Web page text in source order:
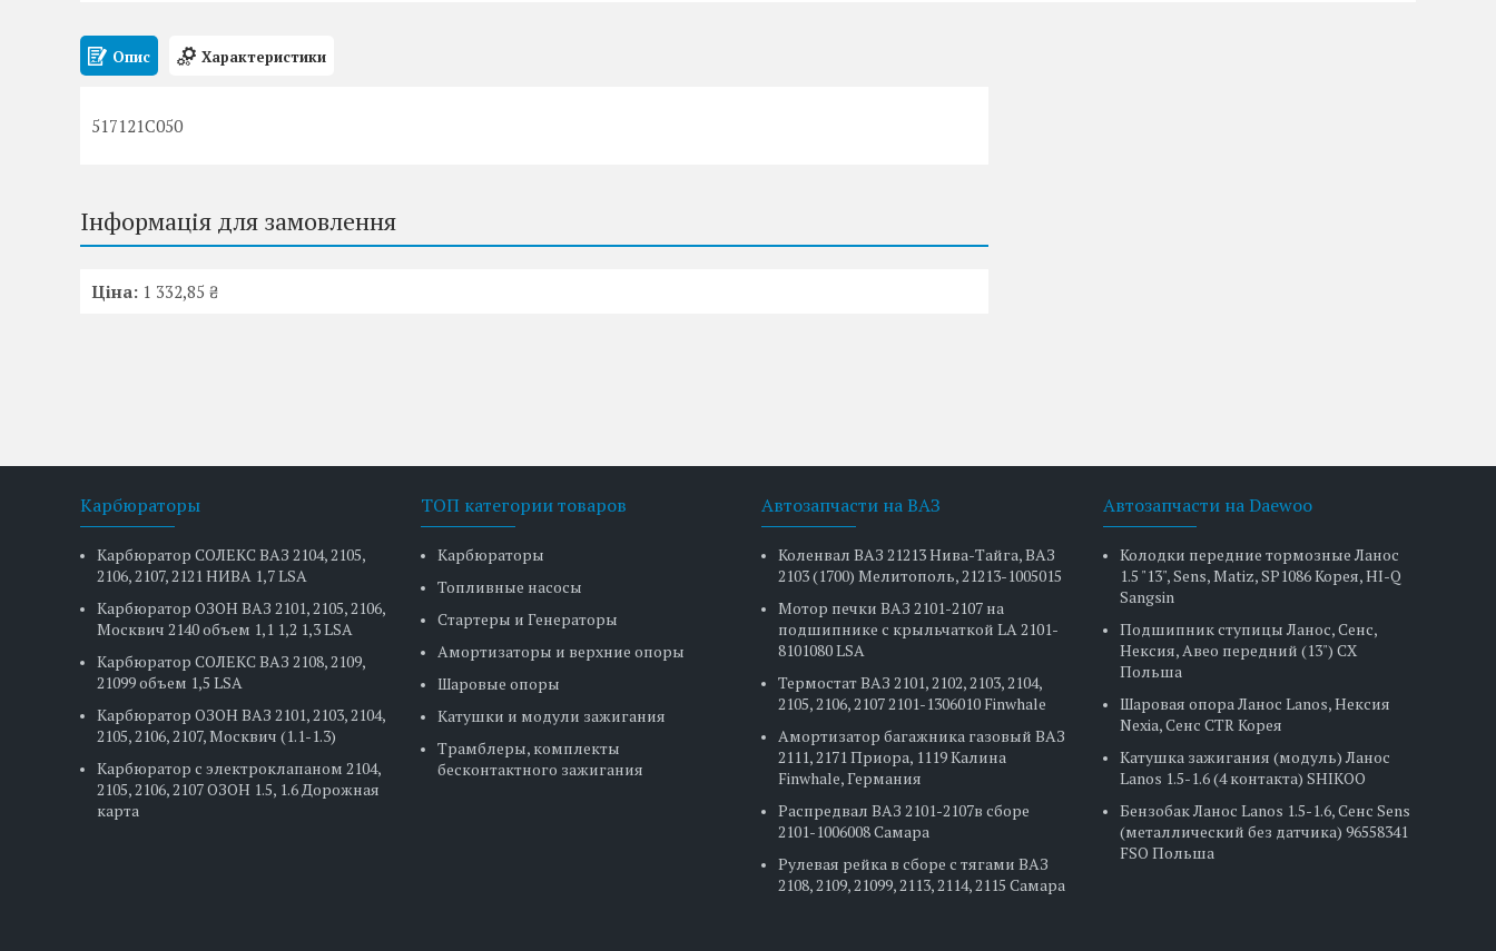
Опис Характеристики
517121C050
Інформація для замовлення
Ціна: 1 332,85 ₴
Карбюраторы
Карбюратор СОЛЕКС ВАЗ 2104, 2105,
2106, 2107, 2121 НИВА 1,7 LSA
Карбюратор ОЗОН ВАЗ 2101, 2105, 2106,
Москвич 2140 объем 1,1 1,2 1,3 LSA
Карбюратор СОЛЕКС ВАЗ 2108, 2109,
21099 объем 1,5 LSA
Карбюратор ОЗОН ВАЗ 2101, 2103, 2104,
2105, 2106, 2107, Москвич (1.1-1.3)
Карбюратор с электроклапаном 2104,
2105, 2106, 2107 ОЗОН 1.5, 1.6 Дорожная
карта
ТОП категории товаров
Карбюраторы
Топливные насосы
Стартеры и Генераторы
Амортизаторы и верхние опоры
Шаровые опоры
Катушки и модули зажигания
Трамблеры, комплекты
бесконтактного зажигания
Автозапчасти на ВАЗ
Коленвал ВАЗ 21213 Нива-Тайга, ВАЗ
2103 (1700) Мелитополь, 21213-1005015
Мотор печки ВАЗ 2101-2107 на
подшипнике с крыльчаткой LA 2101-
8101080 LSA
Термостат ВАЗ 2101, 2102, 2103, 2104,
2105, 2106, 2107 2101-1306010 Finwhale
Амортизатор багажника газовый ВАЗ
2111, 2171 Приора, 1119 Калина
Finwhale, Германия
Распредвал ВАЗ 2101-2107в сборе
2101-1006008 Самара
Рулевая рейка в сборе с тягами ВАЗ
2108, 2109, 21099, 2113, 2114, 2115 Самара
Автозапчасти на Daewoo
Колодки передние тормозные Ланос
1.5 "13", Sens, Matiz, SP1086 Корея, HI-Q
Sangsin
Подшипник ступицы Ланос, Сенс,
Нексия, Авео передний (13") CX
Польша
Шаровая опора Ланос Lanos, Нексия
Nexia, Сенс CTR Корея
Катушка зажигания (модуль) Ланос
Lanos 1.5-1.6 (4 контакта) SHIKOO
Бензобак Ланос Lanos 1.5-1.6, Сенс Sens
(металлический без датчика) 96558341
FSO Польша